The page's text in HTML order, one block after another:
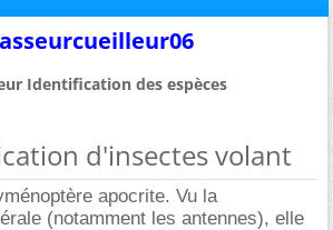
Identification des espèces
d'insectes volant
apocrite. Vu la
(notamment les antennes), elle